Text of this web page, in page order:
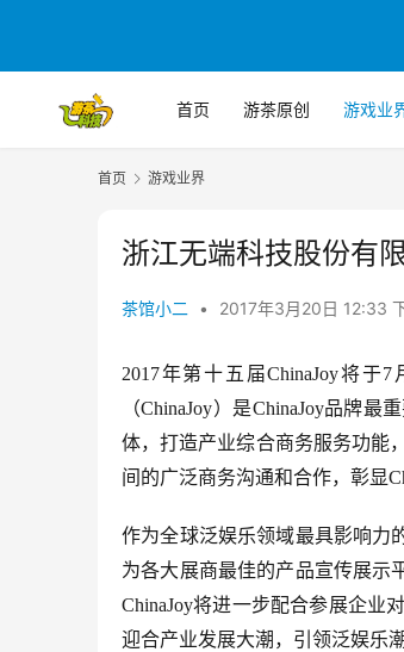
首页 游茶原创 游戏业
首页 游戏业界
浙江无端科技股份有
茶馆小二 • 2017年3月20日 12:33
2017年第十五届ChinaJoy将
（ChinaJoy）是ChinaJoy品牌
体，打造产业综合商务服务功能
间的广泛商务沟通和合作，彰显
作为全球泛娱乐领域最具影响力
为各大展商最佳的产品宣传展示
ChinaJoy将进一步配合参展企业
迎合产业发展大潮，引领泛娱乐